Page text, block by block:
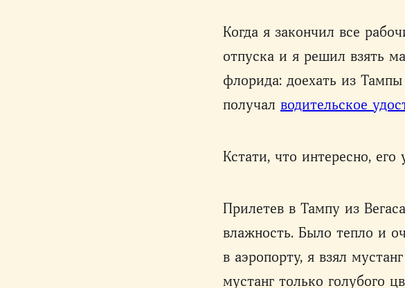
Когда я закончил все
отпуска и я решил взять
флорида: доехать из
получал водительское
Кстати, что интересно,
Прилетев в Тампу из
влажность. Было тепло и
в аэропорту, я взял
мустанг только голубого